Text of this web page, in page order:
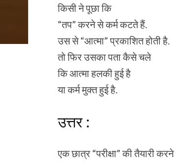
किसी ने पूछा कि
“तप” करने से कर्म कटते हैं.
उस से “आत्मा” प्रकाशित होती है.
तो फिर उसका पता कैसे चले
कि आत्मा हलकी हुई है
या कर्म मुक्त हुई है.
उत्तर :
एक छात्र “परीक्षा” की तैयारी करने